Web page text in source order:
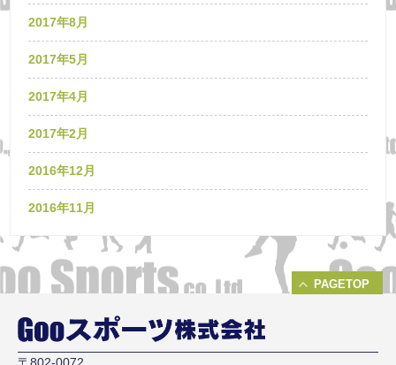
2017年8月
2017年5月
2017年4月
2017年2月
2016年12月
2016年11月
PAGETOP